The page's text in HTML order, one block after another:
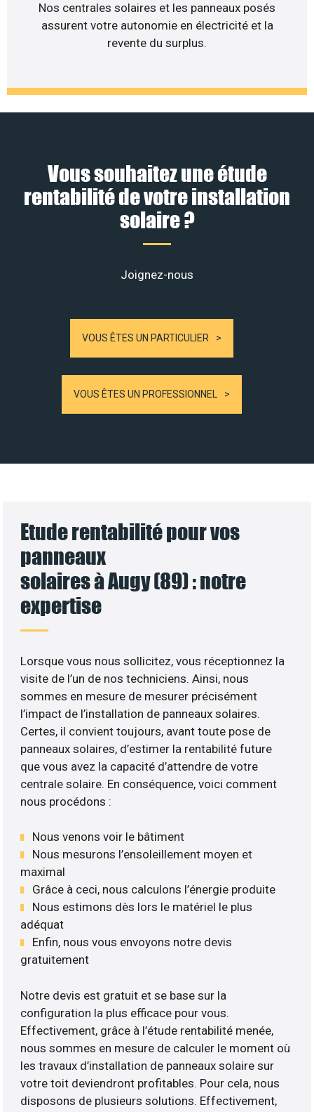
Nos centrales solaires et les panneaux posés
assurent votre autonomie en électricité et la
revente du surplus.
Vous souhaitez une étude
rentabilité de votre installation
solaire ?
Joignez-nous
VOUS ÊTES UN PARTICULIER
VOUS ÊTES UN PROFESSIONNEL
Etude rentabilité pour vos
panneaux
solaires à Augy (89) : notre
expertise
Lorsque vous nous sollicitez, vous réceptionnez la
visite de l’un de nos techniciens. Ainsi, nous
sommes en mesure de mesurer précisément
l’impact de l’installation de panneaux solaires.
Certes, il convient toujours, avant toute pose de
panneaux solaires, d’estimer la rentabilité future
que vous avez la capacité d’attendre de votre
centrale solaire. En conséquence, voici comment
nous procédons :
Nous venons voir le bâtiment
Nous mesurons l’ensoleillement moyen et
maximal
Grâce à ceci, nous calculons l’énergie produite
Nous estimons dès lors le matériel le plus
adéquat
Enfin, nous vous envoyons notre devis
gratuitement
Notre devis est gratuit et se base sur la
configuration la plus efficace pour vous.
Effectivement, grâce à l’étude rentabilité menée,
nous sommes en mesure de calculer le moment où
les travaux d’installation de panneaux solaire sur
votre toit deviendront profitables. Pour cela, nous
disposons de plusieurs solutions. Effectivement,